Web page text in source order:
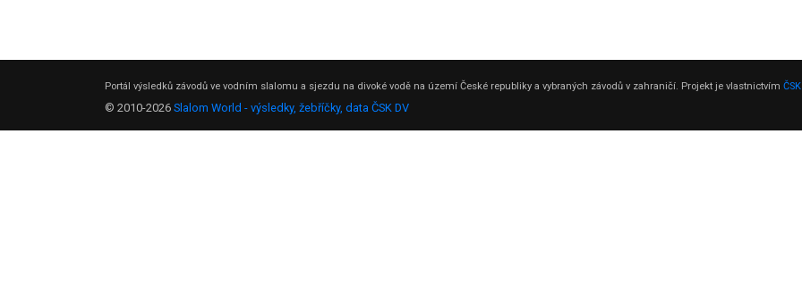
Portál výsledků závodů ve vodním slalomu a sjezdu na divoké vodě na území České republiky a vybraných závodů v zahraničí. Projekt je vlastnictvím
© 2010-2026 Slalom World - výsledky, žebříčky, data ČSK DV